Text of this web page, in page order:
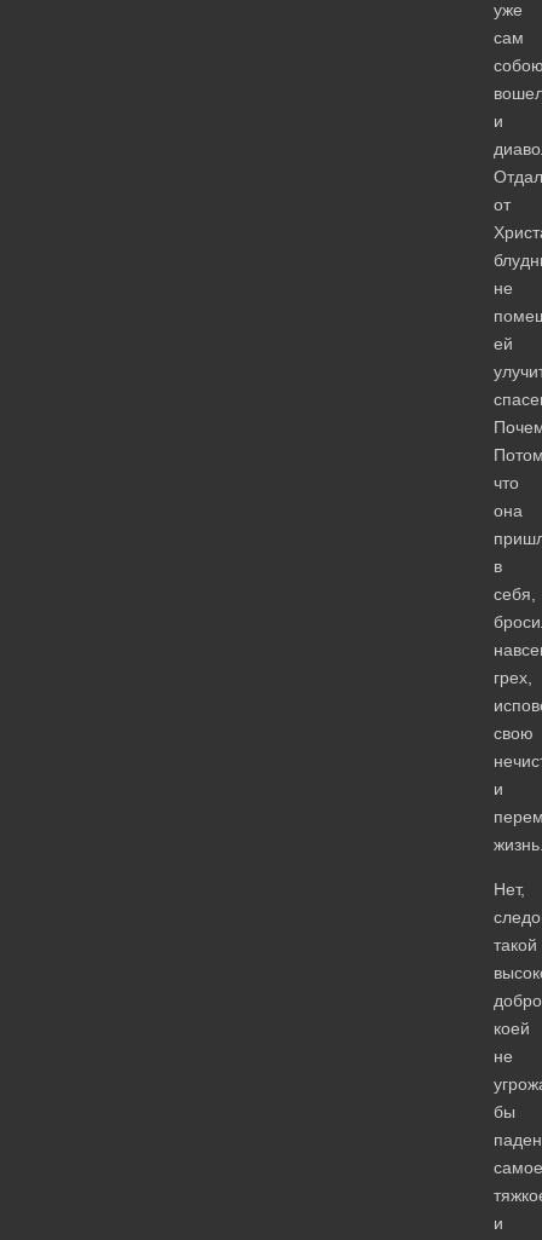
уже
сам
и
от
не
ей
что
она
в
себя,
грех,
свою
и
Нет,
такой
коей
не
бы
самое
и